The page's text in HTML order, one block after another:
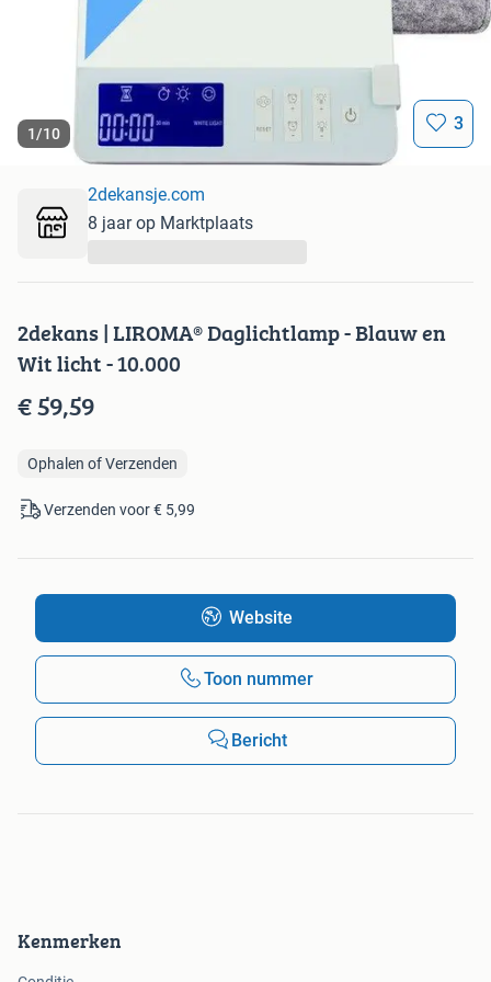
1/10 3
Kenmerken
2dekans | LIROMA® Daglichtlamp - Blauw en
Wit licht - 10.000
€ 59,59
Ophalen of Verzenden
Verzenden voor € 5,99
2dekansje.com
8 jaar op Marktplaats
Website
Toon nummer
Bericht